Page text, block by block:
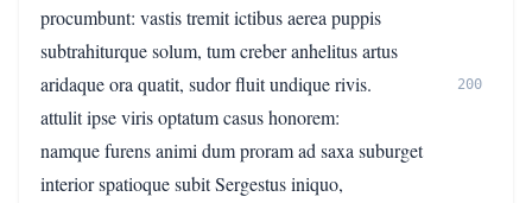
procumbunt: vastis tremit ictibus aerea puppis
subtrahiturque solum, tum creber anhelitus artus
aridaque ora quatit, sudor fluit undique rivis.
200
attulit ipse viris optatum casus honorem:
namque furens animi dum proram ad saxa suburget
interior spatioque subit Sergestus iniquo,